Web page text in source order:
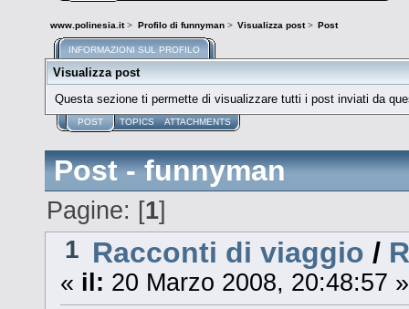
www.polinesia.it> Profilo di funnyman> Visualizza post> Post
INFORMAZIONI SUL PROFILO
Visualizza post
Questa sezione ti permette di visualizzare tutti i post inviati da
POST TOPICS ATTACHMENTS
Post - funnyman
Pagine: [1]
1 Racconti di viaggio /
« il: 20 Marzo 2008, 20:48:57 »